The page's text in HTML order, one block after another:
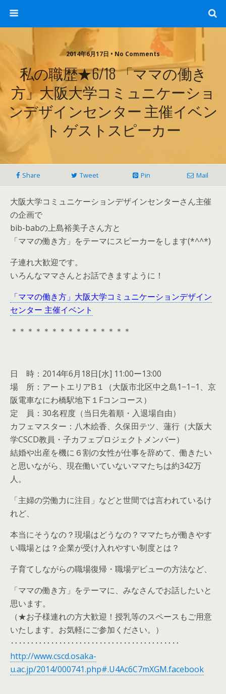
2014年6月17日 • No Comments
私の職歴★6/18 「ママの働き
方」大阪大学コミュニケーショ
ンデザインセンター 主催イベン
ト ゲストスピーカー
Share Tweet Pin Mail
大阪大学コミュニケーションデザインセンターさん主催
の企画で
bib-babの上島裕美子さん方と
「ママの働き方」をテーマにスピーカーをします(*^^*)
子連れ大歓迎です。
いろんなママさんとお話できますように！
「ママの働き方」大阪大学コミュニケーションデザイン
センター 主催イベント
＊＊＊＊＊＊＊＊＊＊＊＊＊＊＊
日 時：2014年6月18日[水] 11:00ー13:00
場 所：アートエリアB１（大阪市北区中之島1−1−1、京
阪電車なにわ橋駅地下１Fコンコース）
定 員：30名程度（当日先着順・入退場自由）
カフェマスター：八木絵香、久保田テツ、蓮行（大阪大
学CSCD教員・子カフェプロジェクトメンバー）
結婚や出産を機に６割の女性が仕事を辞めて、働きたい
と思いながら、現在働いていないママたちは約342万
人。
「主婦の労働力に注目」などと世間では言われているけ
れど、
本当にそうなの？現場はどうなの？ママたちが働きやす
い職場とは？企業が受け入れやすい制度とは？
子育てしながらの職場復帰・職場デビューの方法など、
「ママの働き方」をテーマに、みなさんでお話したいと
思います。
（★お子様連れの方大歓迎！授乳等のスペースもご用意
いたします。お気軽にご参加ください。）
‥‥‥‥‥‥‥‥‥‥‥‥‥‥‥‥‥‥‥‥‥
http://www.cscd.osaka-
u.ac.jp/2014/000741.php#.U4Ac6C7mXGM.facebook